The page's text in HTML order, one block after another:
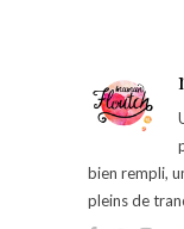
bien rempli,
pleins de